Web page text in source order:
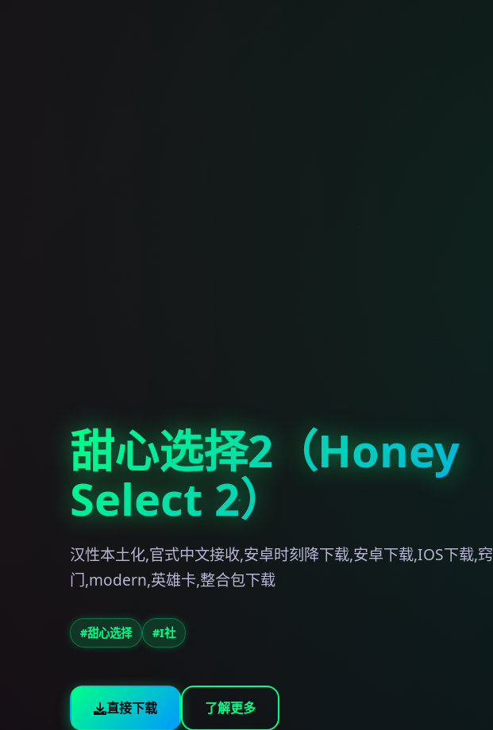
甜心选择2（Honey
Select 2）
汉性本土化,官式中文接收,安卓时刻降下载,安卓下载,IOS下载,窍
门,modern,英雄卡,整合包下载
#甜心选择 #I社
直接下载 了解更多